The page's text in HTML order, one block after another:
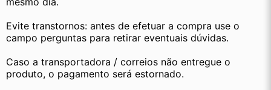
Evite transtornos: antes de efetuar a compra use o
campo perguntas para retirar eventuais dúvidas.
Caso a transportadora / correios não entregue o
produto, o pagamento será estornado.